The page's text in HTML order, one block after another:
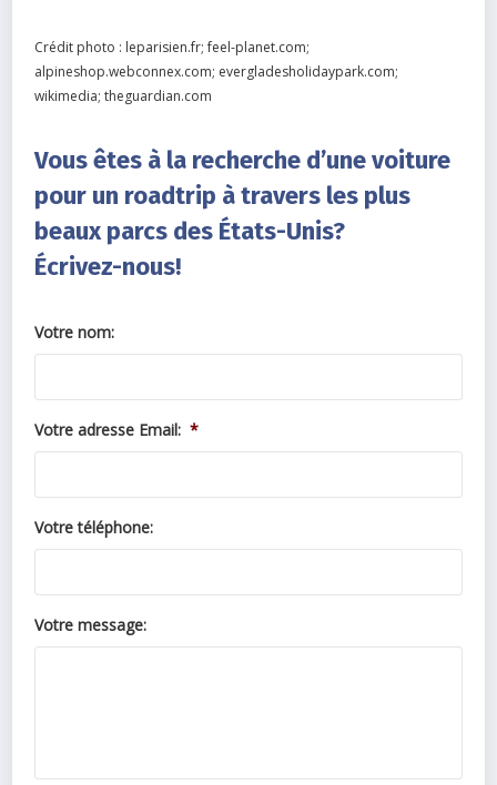
Crédit photo : leparisien.fr; feel-planet.com;
alpineshop.webconnex.com; evergladesholidaypark.com;
wikimedia; theguardian.com
Vous êtes à la recherche d’une voiture
pour un roadtrip à travers les plus
beaux parcs des États-Unis?
Écrivez-nous!
Votre nom:
Votre adresse Email: *
Votre téléphone:
Votre message: